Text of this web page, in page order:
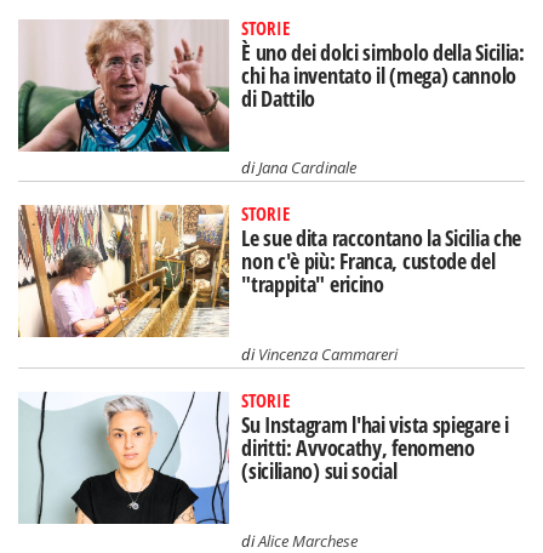
STORIE
È uno dei dolci simbolo della Sicilia:
chi ha inventato il (mega) cannolo
di Dattilo
diJana Cardinale
STORIE
Le sue dita raccontano la Sicilia che
non c'è più: Franca, custode del
"trappita" ericino
diVincenza Cammareri
STORIE
Su Instagram l'hai vista spiegare i
diritti: Avvocathy, fenomeno
(siciliano) sui social
diAlice Marchese